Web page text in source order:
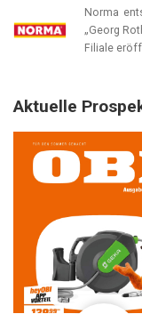
Norma
„Georg
Filiale
Aktuelle